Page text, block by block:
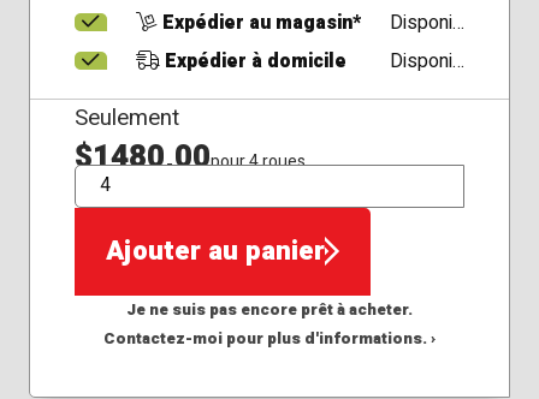
Expédier au magasin*
Disponible
Expédier à domicile
Disponible
Seulement
$1480,00pour 4 roues
QTÉ
Ajouter au panier
Je ne suis pas encore prêt à acheter.
Contactez-moi pour plus d'informations. ›